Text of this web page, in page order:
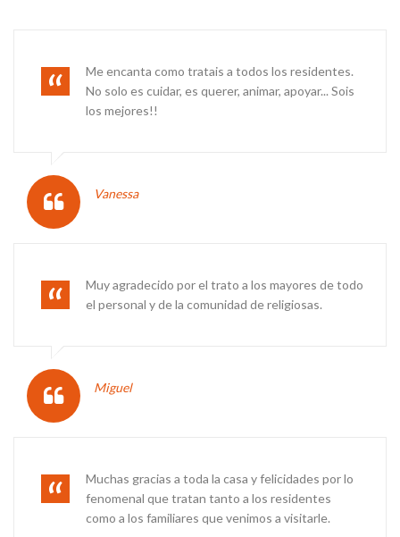
Me encanta como tratais a todos los residentes.
No solo es cuidar, es querer, animar, apoyar... Sois
los mejores!!
Vanessa
Muy agradecido por el trato a los mayores de todo
el personal y de la comunidad de religiosas.
Miguel
Muchas gracias a toda la casa y felicidades por lo
fenomenal que tratan tanto a los residentes
como a los familiares que venimos a visitarle.